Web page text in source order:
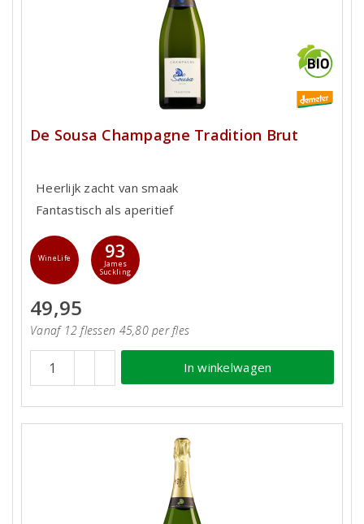
De Sousa Champagne Tradition Brut
Heerlijk zacht van smaak
Fantastisch als aperitief
WineLife 93
James
Suckling
49,95
Vanaf 12 flessen 45,80 per fles
In winkelwagen